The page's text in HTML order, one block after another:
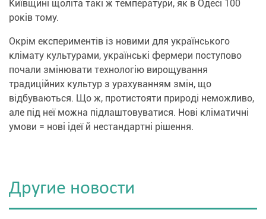
Київщині щоліта такі ж температури, як в Одесі 100
років тому.
Окрім експериментів із новими для українського
клімату культурами, українські фермери поступово
почали змінювати технологію вирощування
традиційних культур з урахуванням змін, що
відбуваються. Що ж, протистояти природі неможливо,
але під неї можна підлаштовуватися. Нові кліматичні
умови = нові ідеї й нестандартні рішення.
Другие новости